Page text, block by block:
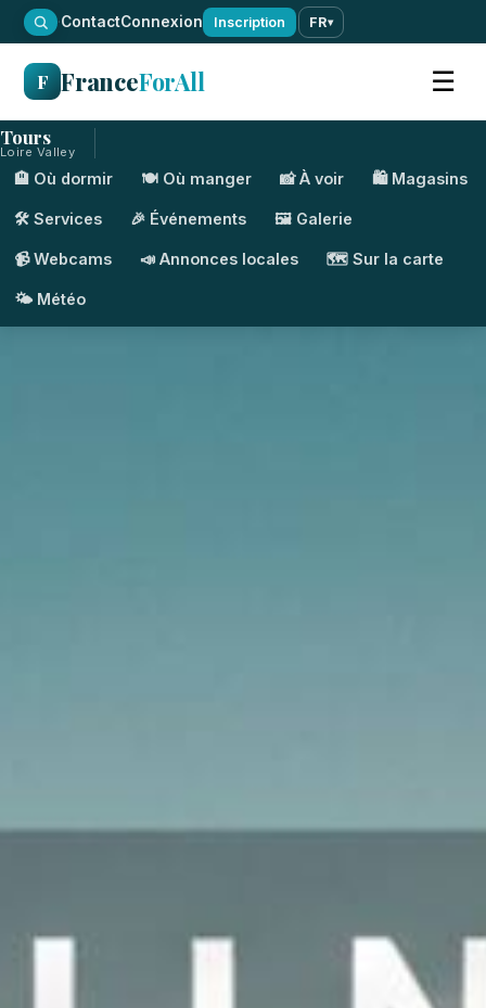
·ContactConnexion Inscription FR▾
F FranceForAll ☰
Tours
Loire Valley
🏨 Où dormir 🍽️ Où manger 📸 À voir 🛍️ Magasins
🛠️ Services 🎉 Événements 🖼️ Galerie
📹 Webcams 📣 Annonces locales 🗺️ Sur la carte
🌤️ Météo